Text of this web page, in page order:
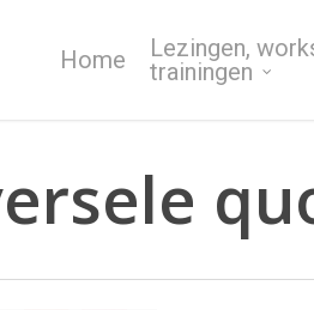
Home
Lezingen,
trainingen